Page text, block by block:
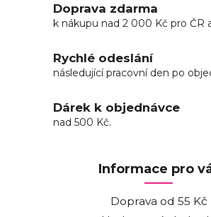
Doprava zdarma
k nákupu nad 2 000 Kč pro ČR
Rychlé odeslání
následující pracovní den po
Dárek k objednávce
nad 500 Kč.
Informace pro
Doprava od 55 Kč